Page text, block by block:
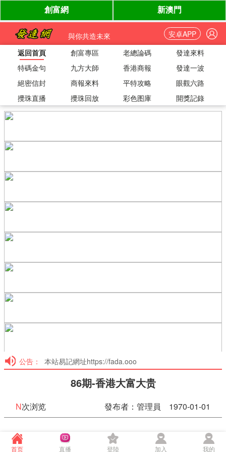
與你共造未來
安卓APP
返回首頁
創富專區 老總論碼
發達來料
特碼金句
九方大師 香港商報
發達一波
絕密信封
商報來料 平特攻略
眼觀六路
攪珠直播
攪珠回放 彩色图庫 開獎記錄
公告： 本站易記網址https://fada.ooo
86期-香港大富大贵
N次浏览 發布者：管理員 1970-01-01
86期-香港大富大贵
首页 直播 登陸 加入 我的